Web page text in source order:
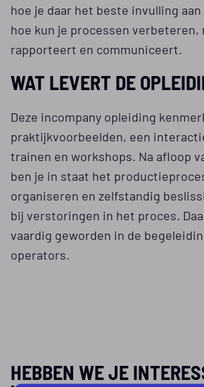
hoe je daar het beste invulling
hoe kun je processen verbeteren,
rapporteert en communiceert.
WAT LEVERT DE
Deze incompany opleiding
praktijkvoorbeelden, een
trainen en workshops. Na afloop
ben je in staat het
organiseren en zelfstandig
bij verstoringen in het proces.
vaardig geworden in de
operators.
HEBBEN WE JE